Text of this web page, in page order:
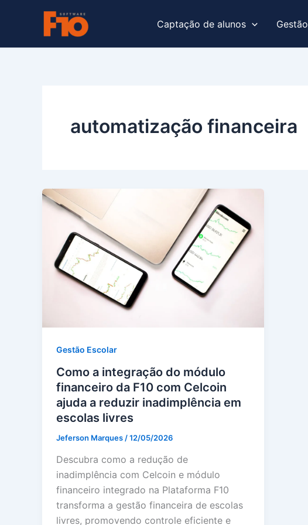
Captação de alunos Gestão
automatização financeira
Gestão Escolar
Como a integração do módulo
financeiro da F10 com Celcoin
ajuda a reduzir inadimplência em
escolas livres
Jeferson Marques /12/05/2026
Descubra como a redução de
inadimplência com Celcoin e módulo
financeiro integrado na Plataforma F10
transforma a gestão financeira de escolas
livres, promovendo controle eficiente e